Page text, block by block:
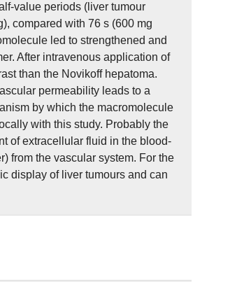
value periods (liver tumour
compared with 76 s (600 mg
led to strengthened and
After intravenous application of
than the Novikoff hepatoma.
permeability leads to a
by which the macromolecule
with this study. Probably the
of extracellular fluid in the blood-
from the vascular system. For the
display of liver tumours and can